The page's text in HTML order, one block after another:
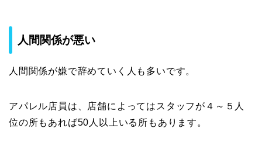
人間関係が悪い
人間関係が嫌で辞めていく人も多いです。
アパレル店員は、店舗によってはスタッフが４～５人
位の所もあれば50人以上いる所もあります。